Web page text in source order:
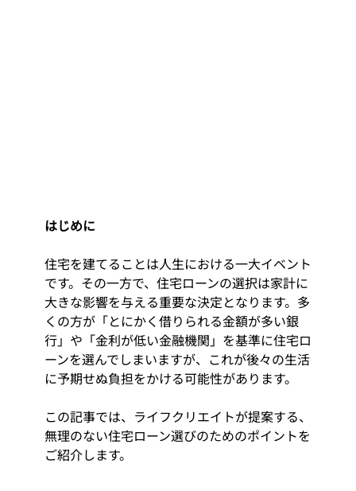
はじめに
住宅を建てることは人生における一大イベント
です。その一方で、住宅ローンの選択は家計に
大きな影響を与える重要な決定となります。多
くの方が「とにかく借りられる金額が多い銀
行」や「金利が低い金融機関」を基準に住宅ロ
ーンを選んでしまいますが、これが後々の生活
に予期せぬ負担をかける可能性があります。
この記事では、ライフクリエイトが提案する、
無理のない住宅ローン選びのためのポイントを
ご紹介します。